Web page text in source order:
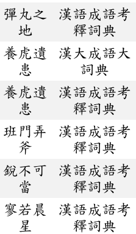
彈丸之
地
漢語成語考
釋詞典
養虎遺
患
漢大成語大
詞典
養虎遺
患
漢語成語考
釋詞典
班門弄
斧
漢語成語考
釋詞典
銳不可
當
漢語成語考
釋詞典
寥若晨
星
漢語成語考
釋詞典